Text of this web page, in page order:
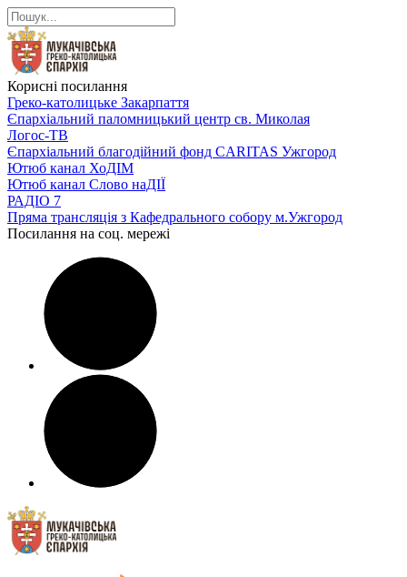
Корисні посилання
Греко-католицьке Закарпаття
Єпархіальний паломницький центр св. Миколая
Логос-ТВ
Єпархіальний благодійний фонд CARITAS Ужгород
Ютюб канал ХоДІМ
Ютюб канал Слово наДІЇ
РАДІО 7
Пряма трансляція з Кафедрального собору м.Ужгород
Посилання на соц. мережі